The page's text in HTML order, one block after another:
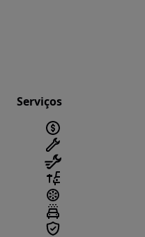
Serviços